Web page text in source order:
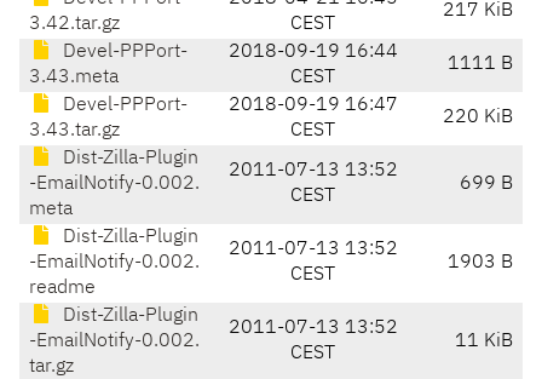
3.42.tar.gz
CEST
217 KiB
Devel-PPPort-
3.43.meta
2018-09-19 16:44
CEST
1111 B
Devel-PPPort-
3.43.tar.gz
2018-09-19 16:47
CEST
220 KiB
Dist-Zilla-Plugin
-EmailNotify-0.002.
meta
2011-07-13 13:52
CEST
699 B
Dist-Zilla-Plugin
-EmailNotify-0.002.
readme
2011-07-13 13:52
CEST
1903 B
Dist-Zilla-Plugin
-EmailNotify-0.002.
tar.gz
2011-07-13 13:52
CEST
11 KiB